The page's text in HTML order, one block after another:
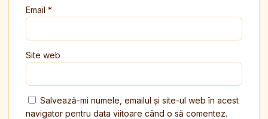
Email *
Site web
Salvează-mi numele, emailul și site-ul web în acest
navigator pentru data viitoare când o să comentez.